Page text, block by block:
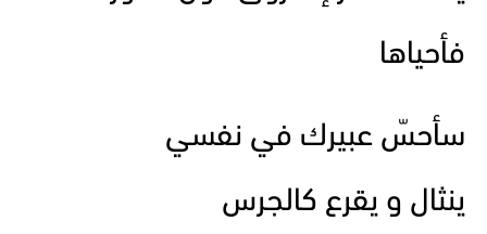
فأحياها
سأحسّ عبيرك في نفسي
ينثال و يقرع كالجرس